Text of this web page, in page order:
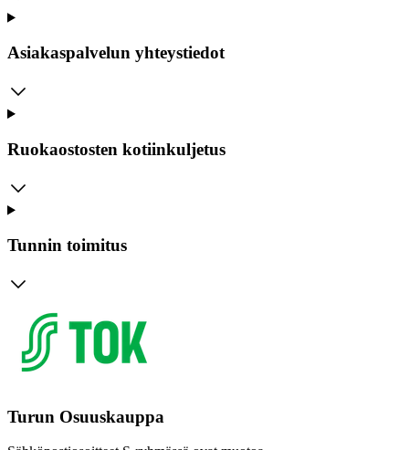
Asiakaspalvelun yhteystiedot
Ruokaostosten kotiinkuljetus
Tunnin toimitus
Turun Osuuskauppa